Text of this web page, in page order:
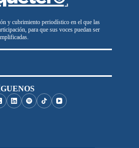
y cubrimiento periodístico en el que las
para que sus voces puedan ser